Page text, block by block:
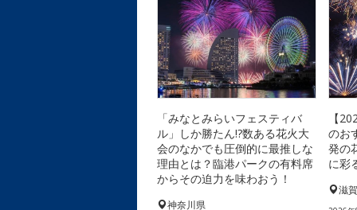
「みなとみらいフェスティバ
ル」しか勝たん!?数ある花火大
会のなかでも圧倒的に最推しな
理由とは？臨港パークの有料席
からその迫力を味わおう！
神奈川県
【
のお
発の
に彩
滋